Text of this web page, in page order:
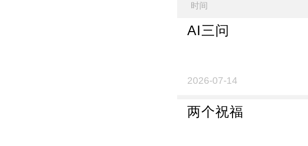
时间
AI三问
2026-07-14
两个祝福